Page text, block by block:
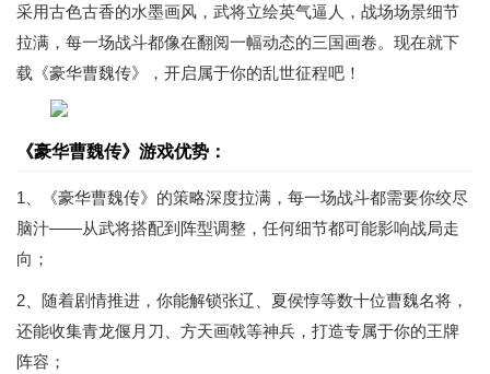
采用古色古香的水墨画风，武将立绘英气逼人，战场场景细节
拉满，每一场战斗都像在翻阅一幅动态的三国画卷。现在就下
载《豪华曹魏传》，开启属于你的乱世征程吧！
《豪华曹魏传》游戏优势：
1、《豪华曹魏传》的策略深度拉满，每一场战斗都需要你绞尽
脑汁——从武将搭配到阵型调整，任何细节都可能影响战局走
向；
2、随着剧情推进，你能解锁张辽、夏侯惇等数十位曹魏名将，
还能收集青龙偃月刀、方天画戟等神兵，打造专属于你的王牌
阵容；